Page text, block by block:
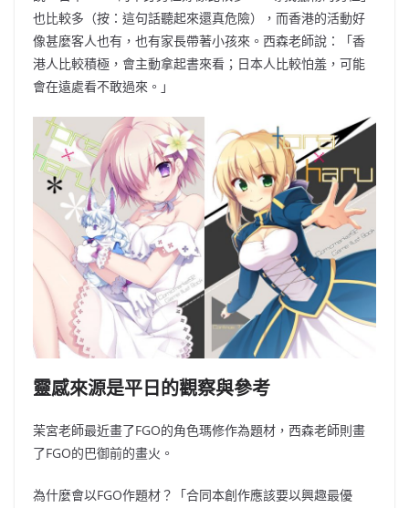
也比較多（按：這句話聽起來還真危險），而香港的活動好
像甚麼客人也有，也有家長帶著小孩來。 西森老師說：「香
港人比較積極，會主動拿起書來看；日本人比較怕羞，可能
會在遠處看不敢過來。」
靈感來源是平日的觀察與參考
茉宮老師最近畫了FGO的角色瑪修作為題材，西森老師則畫
了FGO的巴御前的畫火。
為什麼會以FGO作題材？
「合同本創作應該要以興趣最優